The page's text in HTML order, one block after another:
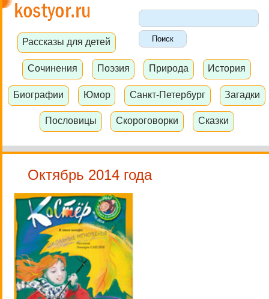
Рассказы для детей
Сочинения Поэзия Природа История
Биографии Юмор Санкт-Петербург Загадки
Пословицы Скороговорки Сказки
Октябрь 2014 года